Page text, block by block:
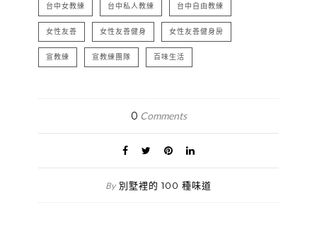
台中女教練 台中私人教練 台中自由教練
女性友善 女性友善健身 女性友善健身房
宣教練 宣教練團隊 百味生活
0 Comments
By 別墅裡的 100 種味道